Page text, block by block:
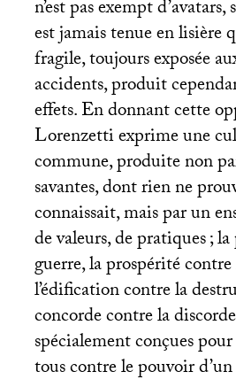
n’est pas exempt
est jamais tenue en lisière
fragile, toujours exposée
accidents, produit
effets. En donnant cette
Lorenzetti exprime une
commune, produite non
savantes, dont rien ne
connaissait, mais par un
de valeurs, de pratiques;
guerre, la prospérité
l’édification contre la
concorde contre la
spécialement conçues
tous contre le pouvoir